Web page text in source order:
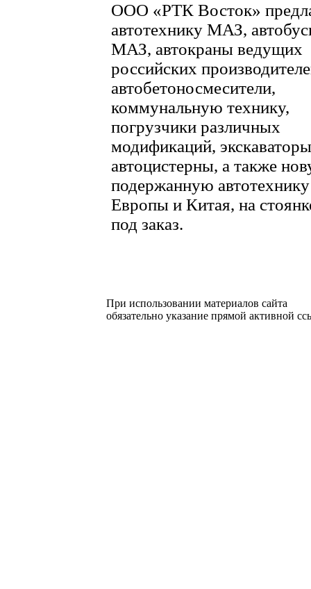
ООО «РТК Восток»
автотехнику МАЗ,
МАЗ, автокраны ведущих
российских
автобетоносмесители,
коммунальную технику,
погрузчики различных
модификаций,
автоцистерны, а также
подержанную
Европы и Китая, на
под заказ.
При использовании материалов сайта
обязательно указание прямой активной